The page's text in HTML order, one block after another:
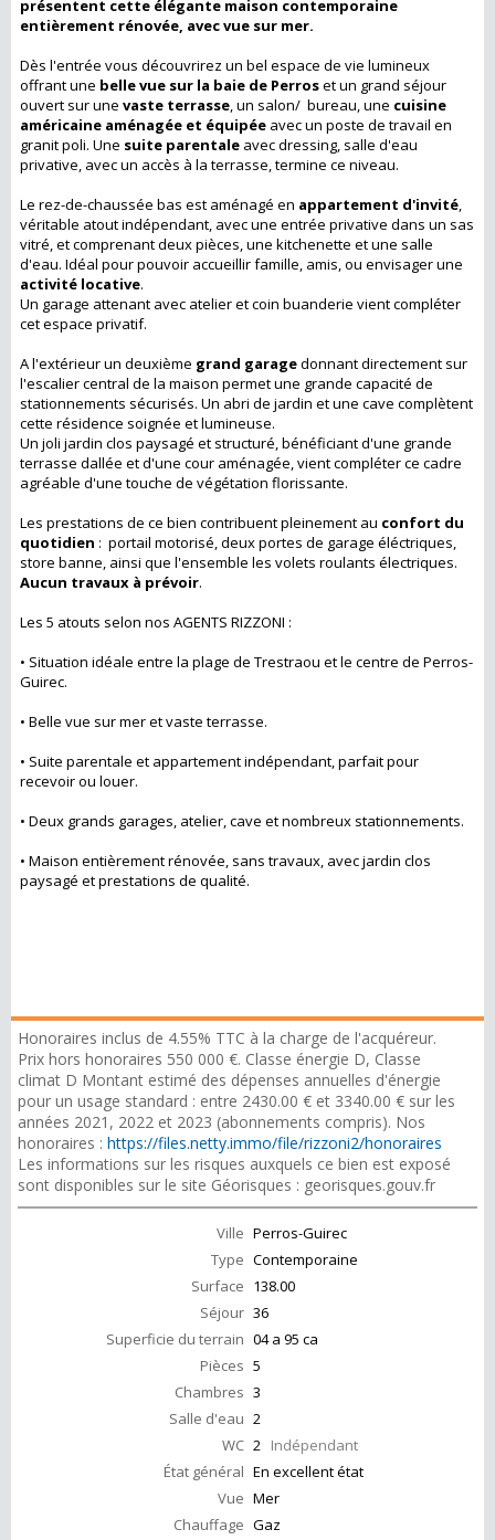
présentent cette élégante maison contemporaine
entièrement rénovée, avec vue sur mer.
Dès l'entrée vous découvrirez un bel espace de vie lumineux
offrant une bellevue sur la baie de Perroset un grand séjour
ouvert sur une vaste terrasse, un salon/ bureau, une cuisine
américaine aménagée et équipée avec un poste de travail en
granit poli. Une suite parentale avec dressing, salle d'eau
privative, avec un accès à la terrasse, termine ce niveau.
Le rez-de-chaussée bas est aménagé en appartement d'invité,
véritable atout indépendant, avec une entrée privative dans un sas
vitré, et comprenant deux pièces, une kitchenette et une salle
d'eau. Idéal pour pouvoir accueillir famille, amis, ou envisager une
activité locative.
Un garage attenant avec atelier et coin buanderie vient compléter
cet espace privatif.
A l'extérieur un deuxième grand garagedonnant directement sur
l'escalier central de la maison permet une grande capacité de
stationnements sécurisés. Un abri de jardin et une cave complètent
cette résidence soignée et lumineuse.
Un joli jardin clos paysagé et structuré, bénéficiant d'une grande
terrasse dallée et d'une cour aménagée, vient compléter ce cadre
agréable d'une touche de végétation florissante.
Les prestations de ce bien contribuent pleinement au confort du
quotidien : portail motorisé, deux portes de garage éléctriques,
store banne, ainsi que l'ensemble les volets roulants électriques.
Aucun travaux à prévoir.
Les 5 atouts selon nos AGENTS RIZZONI :
• Situation idéale entre la plage de Trestraou et le centre de Perros-
Guirec.
• Belle vue sur mer et vaste terrasse.
• Suite parentale et appartement indépendant, parfait pour
recevoir ou louer.
• Deux grands garages, atelier, cave et nombreux stationnements.
• Maison entièrement rénovée, sans travaux, avec jardin clos
paysagé et prestations de qualité.
Honoraires inclus de 4.55% TTC à la charge de l'acquéreur.
Prix hors honoraires 550 000 €. Classe énergie D, Classe
climat D Montant estimé des dépenses annuelles d'énergie
pour un usage standard : entre 2430.00 € et 3340.00 € sur les
années 2021, 2022 et 2023 (abonnements compris). Nos
honoraires : https://files.netty.immo/file/rizzoni2/honoraires
Les informations sur les risques auxquels ce bien est exposé
sont disponibles sur le site Géorisques : georisques.gouv.fr
Ville Perros-Guirec
Type Contemporaine
Surface 138.00
Séjour 36
Superficie du terrain 04 a 95 ca
Pièces 5
Chambres 3
Salle d'eau 2
WC 2 Indépendant
État général En excellent état
Vue Mer
Chauffage Gaz